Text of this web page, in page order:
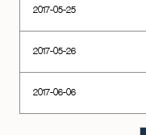
2017-05-25
2017-05-26
2017-06-06